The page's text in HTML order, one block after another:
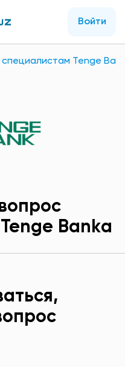
Войти
Tenge
Bankа